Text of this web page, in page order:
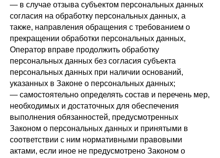
— в случае отзыва субъектом персональных данных
согласия на обработку персональных данных, а
также, направления обращения с требованием о
прекращении обработки персональных данных,
Оператор вправе продолжить обработку
персональных данных без согласия субъекта
персональных данных при наличии оснований,
указанных в Законе о персональных данных;
— самостоятельно определять состав и перечень мер,
необходимых и достаточных для обеспечения
выполнения обязанностей, предусмотренных
Законом о персональных данных и принятыми в
соответствии с ним нормативными правовыми
актами, если иное не предусмотрено Законом о